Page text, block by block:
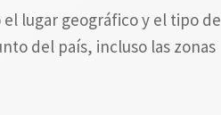
lugar geográfico y el tipo de
del país, incluso las zonas